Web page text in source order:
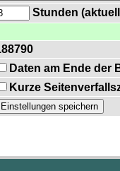
Stunden
Daten am Ende der
Kurze